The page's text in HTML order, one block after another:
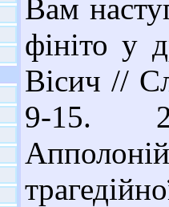
Вам
фініто у
Вісич //
9-15.